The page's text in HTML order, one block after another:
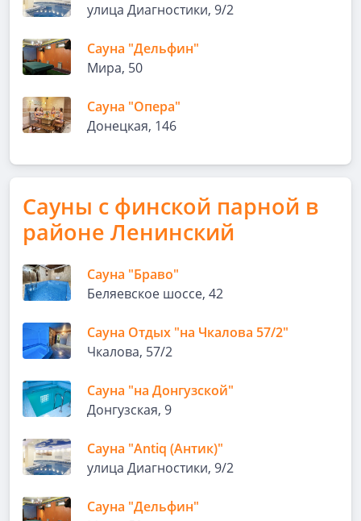
улица Диагностики, 9/2
Сауна "Дельфин"
Мира, 50
Сауна "Опера"
Донецкая, 146
Сауны с финской парной в
районе Ленинский
Сауна "Браво"
Беляевское шоссе, 42
Сауна Отдых "на Чкалова 57/2"
Чкалова, 57/2
Сауна "на Донгузской"
Донгузская, 9
Сауна "Antiq (Антик)"
улица Диагностики, 9/2
Сауна "Дельфин"